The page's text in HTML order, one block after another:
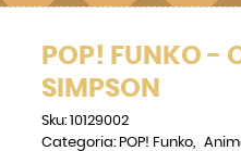
POP! FUNKO -
SIMPSON
Sku: 10129002
Categoria: POP! Funko